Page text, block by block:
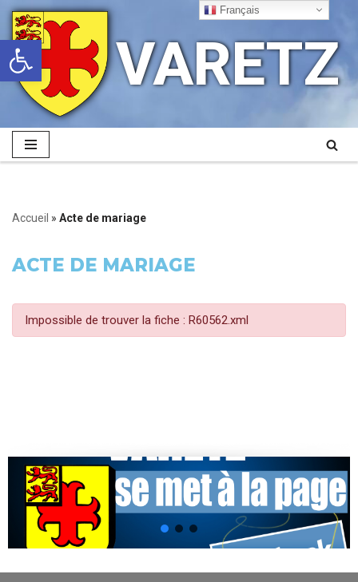
Ouvrir la barre d’outils
Aller
au
contenu
VARETZ
Accueil » Acte de mariage
ACTE DE MARIAGE
Impossible de trouver la fiche : R60562.xml
Français